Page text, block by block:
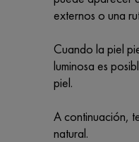
externos o una
Cuando la piel
luminosa es
piel.
A continuación,
natural.